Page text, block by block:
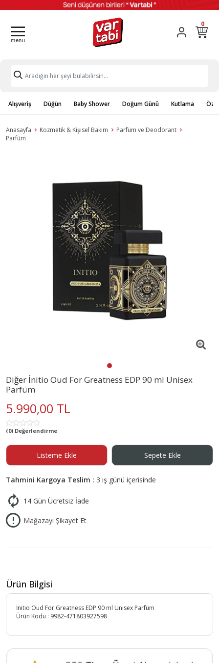
0
Alışveriş Düğün Baby Shower Doğum Günü Kutlama
Anasayfa Kozmetik & Kişisel Bakım
Parfüm ve Deodorant
Parfüm
Diğer İnitio Oud For Greatness EDP 90 ml Unisex
Parfüm
5.990,00 TL
(0) Değerlendirme
Listeme Ekle Sepete Ekle
Tahmini Kargoya Teslim : 3 iş günü içerisinde
14 Gün Ücretsiz İade
Mağazayı Şikayet Et
Ürün Bilgisi
İnitio Oud For Greatness EDP 90 ml Unisex Parfüm
Ürün Kodu : 9982-471803927598